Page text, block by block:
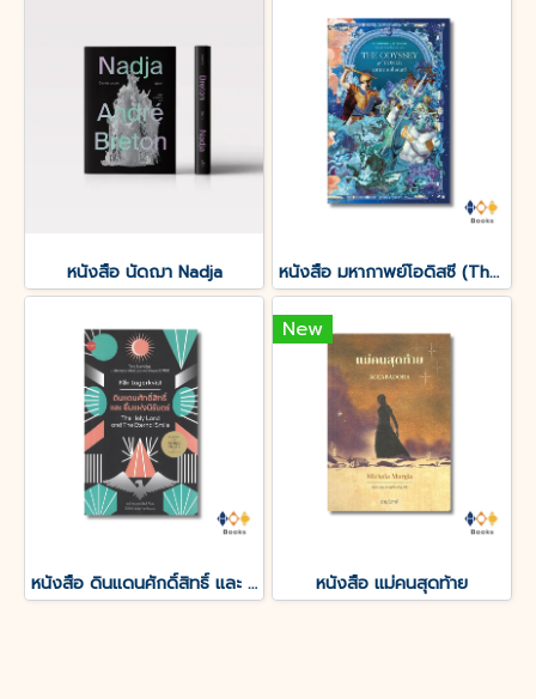
หนังสือ นัดฌา Nadja หนังสือ มหากาพย์โอดิสซี (The Odyssey of Homer)
หนังสือ ดินแดนศักดิ์สิทธิ์ และ ยิ้มแห่งนิรันดร์
New
หนังสือ แม่คนสุดท้าย